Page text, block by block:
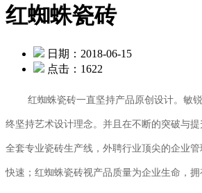
红蜘蛛瓷砖
日期：2018-06-15
点击：1622
红蜘蛛瓷砖一直坚持产品原创设计。敏
终坚持艺术设计理念。并且在不断的突破与
全套专业瓷砖生产线，外聘行业顶尖的企业
快速；红蜘蛛瓷砖视产品质量为企业生命，